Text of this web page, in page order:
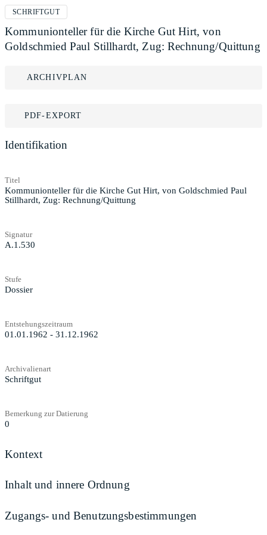
SCHRIFTGUT
Kommunionteller für die Kirche Gut Hirt, von
Goldschmied Paul Stillhardt, Zug: Rechnung/Quittung
ARCHIVPLAN
PDF-EXPORT
Identifikation
Titel
Kommunionteller für die Kirche Gut Hirt, von Goldschmied Paul
Stillhardt, Zug: Rechnung/Quittung
Signatur
A.1.530
Stufe
Dossier
Entstehungszeitraum
01.01.1962 - 31.12.1962
Archivalienart
Schriftgut
Bemerkung zur Datierung
0
Kontext
Inhalt und innere Ordnung
Zugangs- und Benutzungsbestimmungen